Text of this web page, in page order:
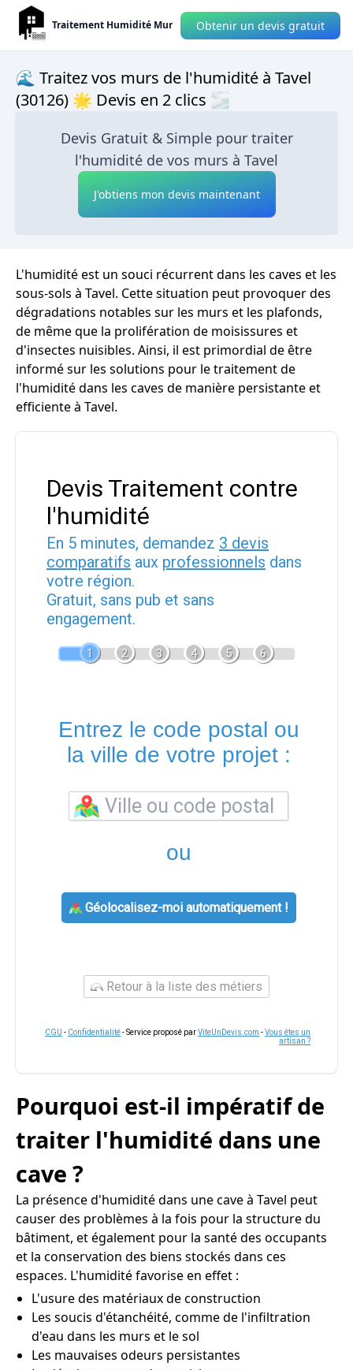
Traitement Humidité Mur Obtenir un devis gratuit
🌊 Traitez vos murs de l'humidité à Tavel
(30126) 🌟 Devis en 2 clics 🌫
Devis Gratuit & Simple pour traiter
l'humidité de vos murs à Tavel
J'obtiens mon devis maintenant
L'humidité est un souci récurrent dans les caves et les
sous-sols à Tavel. Cette situation peut provoquer des
dégradations notables sur les murs et les plafonds,
de même que la prolifération de moisissures et
d'insectes nuisibles. Ainsi, il est primordial de être
informé sur les solutions pour le traitement de
l'humidité dans les caves de manière persistante et
efficiente à Tavel.
Devis Traitement contre
l'humidité
En 5 minutes, demandez 3 devis
comparatifs aux professionnels dans
votre région.
Gratuit, sans pub et sans
engagement.
1 2 3 4 5 6
Entrez le code postal ou
la ville de votre projet :
ou
Géolocalisez-moi automatiquement !
Retour à la liste des métiers
CGU - Confidentialité- Service proposé parViteUnDevis.com -Vous êtes un
artisan ?
Pourquoi est-il impératif de
traiter l'humidité dans une
cave ?
La présence d'humidité dans une cave à Tavel peut
causer des problèmes à la fois pour la structure du
bâtiment, et également pour la santé des occupants
et la conservation des biens stockés dans ces
espaces. L'humidité favorise en effet :
L'usure des matériaux de construction
Les soucis d'étanchéité, comme de l'infiltration
d'eau dans les murs et le sol
Les mauvaises odeurs persistantes